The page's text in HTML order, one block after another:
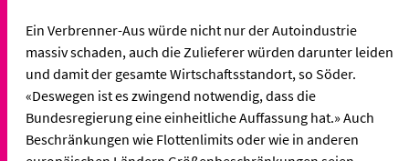
Ein Verbrenner-Aus würde nicht nur der Autoindustrie
massiv schaden, auch die Zulieferer würden darunter leiden
und damit der gesamte Wirtschaftsstandort, so Söder.
«Deswegen ist es zwingend notwendig, dass die
Bundesregierung eine einheitliche Auffassung hat.» Auch
Beschränkungen wie Flottenlimits oder wie in anderen